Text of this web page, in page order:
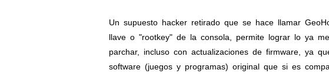
Un supuesto hacker retirado que se hace llamar
llave o "rootkey" de la consola, permite lograr lo ya
parchar, incluso con actualizaciones de firmware, ya
software (juegos y programas) original que si es